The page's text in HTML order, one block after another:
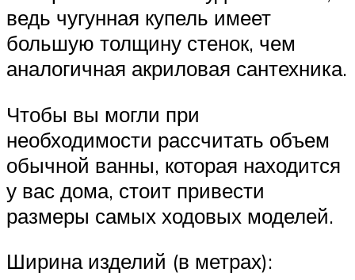
ведь чугунная купель имеет
большую толщину стенок, чем
аналогичная акриловая сантехника.
Чтобы вы могли при
необходимости рассчитать объем
обычной ванны, которая находится
у вас дома, стоит привести
размеры самых ходовых моделей.
Ширина изделий (в метрах):